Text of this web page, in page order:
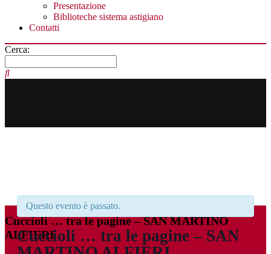
Presentazione
Biblioteche sistema astigiano
Contatti
Cerca:
Cuccioli … tra le pagine – SAN MARTINO
ALFIERI
Questo evento è passato.
Cuccioli … tra le pagine – SAN